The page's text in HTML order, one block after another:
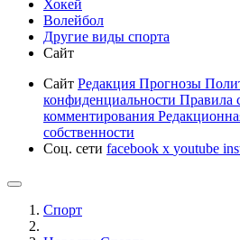
Хокей
Волейбол
Другие виды спорта
Сайт
Сайт Редакция Прогнозы
конфиденциальности Правила
комментирования
собственности
Соц. сети facebook x youtube
Спорт